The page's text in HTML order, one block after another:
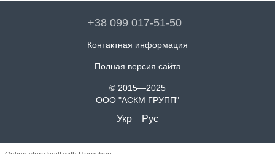
+38 099 017-51-50
Контактная информация
Полная версия сайта
© 2015—2025
ООО "АСКМ ГРУПП"
Укр Рус